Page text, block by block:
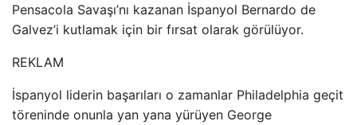
Pensacola Savaşı’nı kazanan İspanyol Bernardo de
Galvez’i kutlamak için bir fırsat olarak görülüyor.
REKLAM
İspanyol liderin başarıları o zamanlar Philadelphia geçit
töreninde onunla yan yana yürüyen George